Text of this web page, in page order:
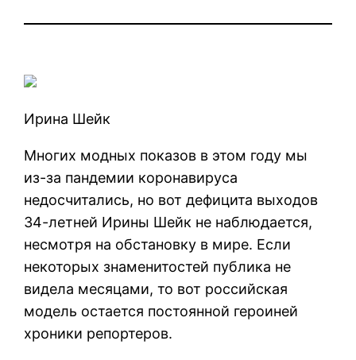
Ирина Шейк
Многих модных показов в этом году мы
из-за пандемии коронавируса
недосчитались, но вот дефицита выходов
34-летней Ирины Шейк не наблюдается,
несмотря на обстановку в мире. Если
некоторых знаменитостей публика не
видела месяцами, то вот российская
модель остается постоянной героиней
хроники репортеров.